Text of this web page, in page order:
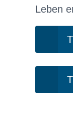
Leben